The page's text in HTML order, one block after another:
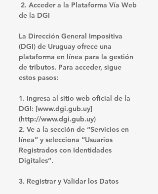
2. Acceder a la Plataforma Vía Web
de la DGI
La Dirección General Impositiva
(DGI) de Uruguay ofrece una
plataforma en línea para la gestión
de tributos. Para acceder, sigue
estos pasos:
1. Ingresa al sitio web oficial de la
DGI: [www.dgi.gub.uy]
(http://www.dgi.gub.uy)
2. Ve a la sección de “Servicios en
línea” y selecciona “Usuarios
Registrados con Identidades
Digitales”.
3. Registrar y Validar los Datos